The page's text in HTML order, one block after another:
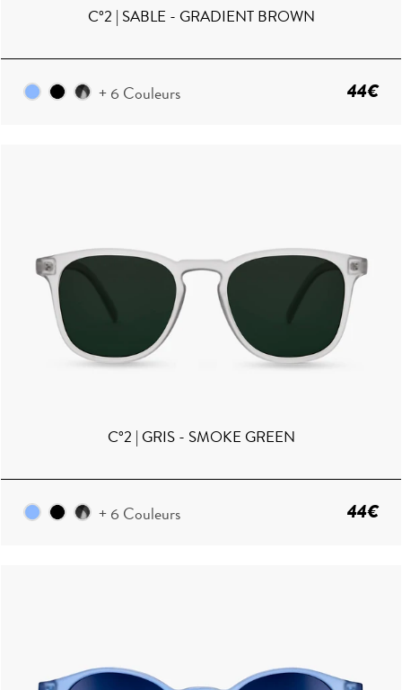
C°2 | SABLE - GRADIENT BROWN
+ 6 Couleurs 44€
C°2 | GRIS - SMOKE GREEN
+ 6 Couleurs 44€